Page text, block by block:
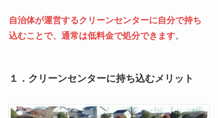
自治体が運営するクリーンセンターに自分で持ち
込むことで、通常は低料金で処分できます。
１．クリーンセンターに持ち込むメリット